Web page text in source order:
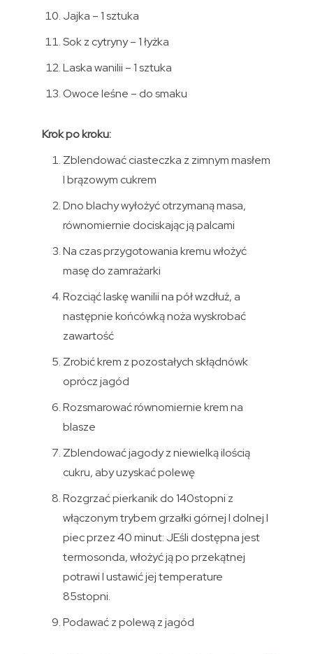
Jajka – 1 sztuka
Sok z cytryny – 1 łyżka
Laska wanilii – 1 sztuka
Owoce leśne – do smaku
Krok po kroku:
Zblendować ciasteczka z zimnym masłem
I brązowym cukrem
Dno blachy wyłożyć otrzymaną masa,
równomiernie dociskając ją palcami
Na czas przygotowania kremu włożyć
masę do zamrażarki
Rozciąć laskę wanilii na pół wzdłuż, a
następnie końcówką noża wyskrobać
zawartość
Zrobić krem z pozostałych skłądnówk
oprócz jagód
Rozsmarować równomiernie krem na
blasze
Zblendować jagody z niewielką ilością
cukru, aby uzyskać polewę
Rozgrzać pierkanik do 140stopni z
włączonym trybem grzałki górnej I dolnej I
piec przez 40 minut: JEśli dostępna jest
termosonda, włożyć ją po przekątnej
potrawi I ustawić jej temperature
85stopni.
Podawać z polewą z jagód